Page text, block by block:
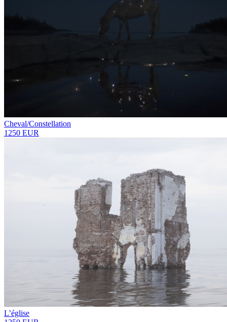
Cheval/Сonstellation
1250 EUR
L’église